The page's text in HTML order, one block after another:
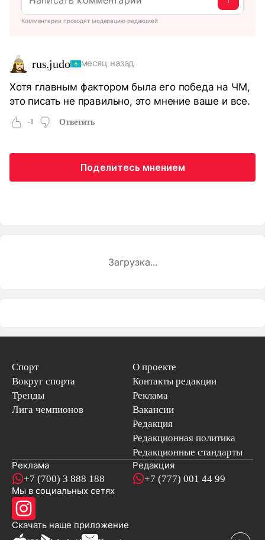
Комментарии проходят модерацию редакцией
rus.judo месяц назад
Хотя главным фактором была его победа на ЧМ,
это писать не правильно, это мнение ваше и все.
-1 Ответить
Поделитесь мнением
Загрузка...
Спорт
Вокруг спорта
Тренды
Лига чемпионов
О проекте
Контакты редакции
Реклама
Вакансии
Редакция
Редакционная политика
Редакционные стандарты
Реклама
+7 (700) 3 888 188
Редакция
+7 (777) 001 44 99
Мы в социальных сетях
Скачать наше приложениеновостей